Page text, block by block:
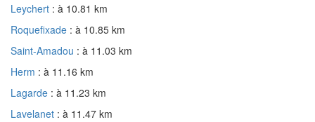
Leychert : à 10.81 km
Roquefixade : à 10.85 km
Saint-Amadou : à 11.03 km
Herm : à 11.16 km
Lagarde : à 11.23 km
Lavelanet : à 11.47 km